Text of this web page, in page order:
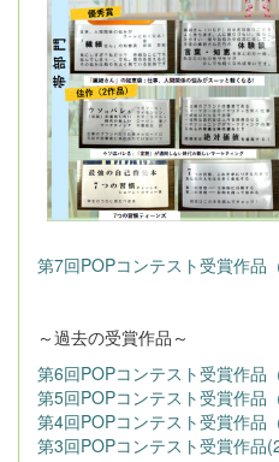
第7回POPコンテスト受賞作品
～過去の受賞作品～
第6回POPコンテスト受賞作品
第5回POPコンテスト受賞作品
第4回POPコンテスト受賞作品
第3回POPコンテスト受賞作品